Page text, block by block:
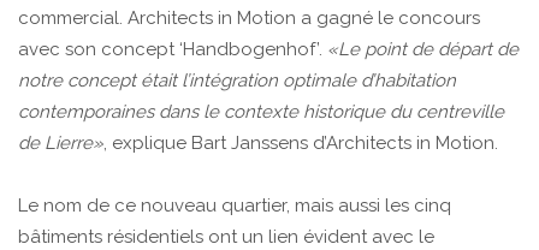
commercial. Architects in Motion a gagné le concours
avec son concept ‘Handbogenhof’. «Le point de départ de
notre concept était l’intégration optimale d’habitation
contemporaines dans le contexte historique du centreville
de Lierre», explique Bart Janssens d’Architects in Motion.
Le nom de ce nouveau quartier, mais aussi les cinq
bâtiments résidentiels ont un lien évident avec le